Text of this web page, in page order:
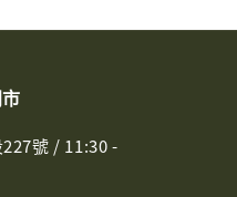
號 / 11:30 -